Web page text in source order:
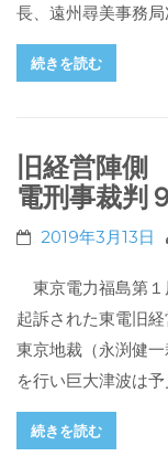
長、遠州尋美事務
続きを読む
旧経営陣
電刑事裁判
2019年3月13日
東京電力福島第１
起訴された東電旧
東京地裁（永渕健
を行い巨大津波は
続きを読む